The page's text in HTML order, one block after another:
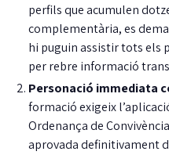
perfils que acumulen
complementària, es
hi puguin assistir tots els
per rebre informació
Personació immediata
formació exigeix
Ordenança de
aprovada definitivament